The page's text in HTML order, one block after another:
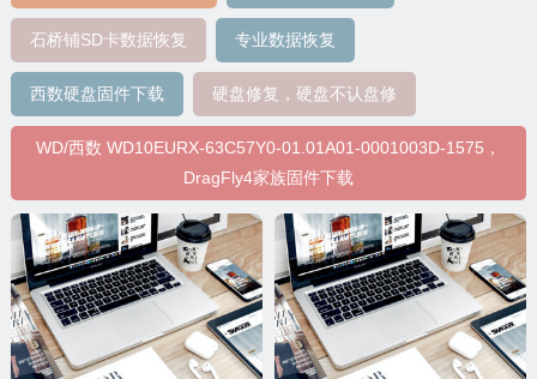
石桥铺SD卡数据恢复 专业数据恢复
西数硬盘固件下载 硬盘修复，硬盘不认盘修
WD/西数 WD10EURX-63C57Y0-01.01A01-0001003D-1575，
DragFly4家族固件下载